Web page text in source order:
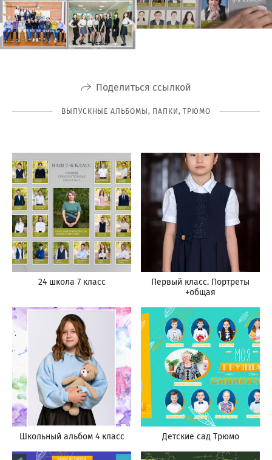
Поделиться ссылкой
ВЫПУСКНЫЕ АЛЬБОМЫ, ПАПКИ, ТРЮМО
24 школа 7 класс
Первый класс. Портреты
+общая
Школьный альбом 4 класс Детские сад Трюмо